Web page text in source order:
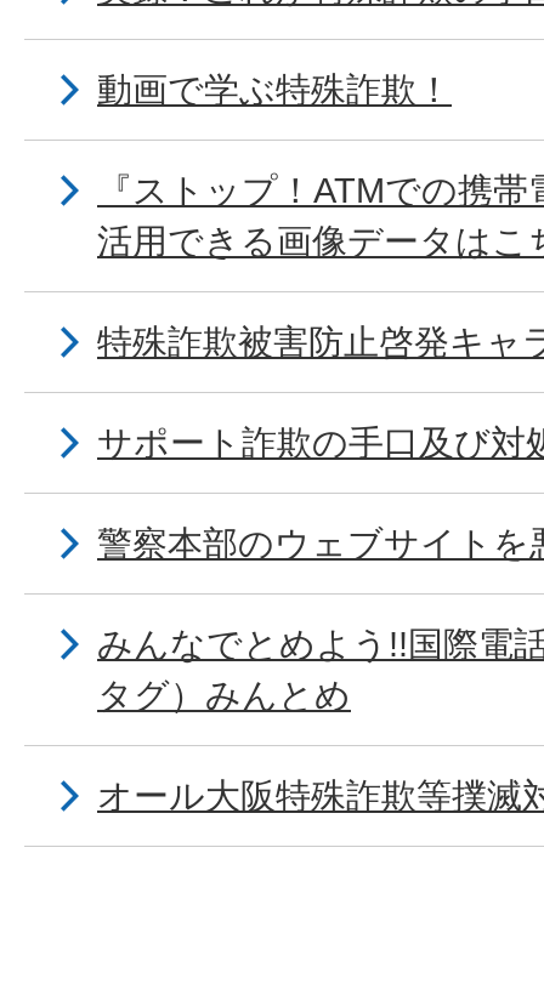
動画で学ぶ特殊詐欺！
『ストップ！ATMでの携
活用できる画像データはこ
特殊詐欺被害防止啓発キャ
サポート詐欺の手口及び対
警察本部のウェブサイトを
みんなでとめよう!!国際電
タグ）みんとめ
オール大阪特殊詐欺等撲滅